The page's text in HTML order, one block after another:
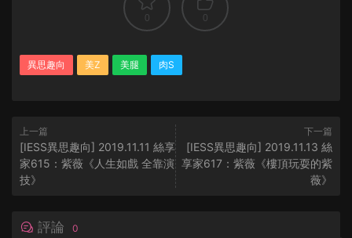
0 0
異思趣向 美Z 美腿 肉S
上一篇
[IESS異思趣向] 2019.11.11 絲享
家615：紫薇《人生如戲 全靠演
技》
下一篇
[IESS異思趣向] 2019.11.13 絲
享家617：紫薇《樓頂玩耍的紫
薇》
評論 0